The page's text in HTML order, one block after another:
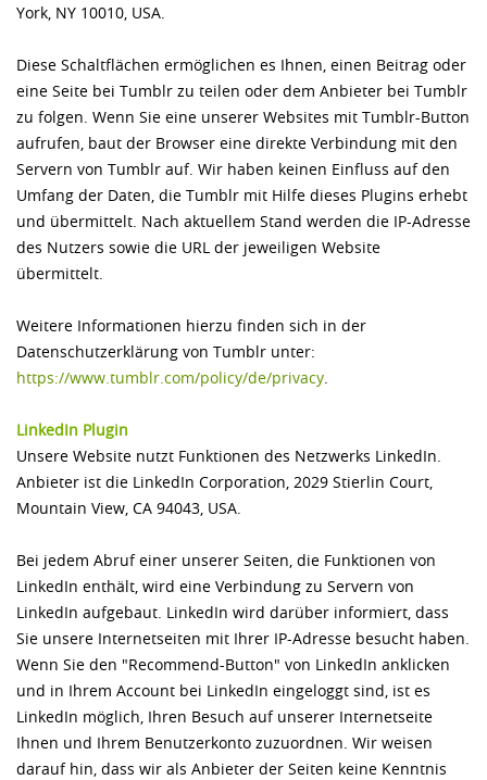
York, NY 10010, USA.
Diese Schaltflächen ermöglichen es Ihnen, einen Beitrag oder
eine Seite bei Tumblr zu teilen oder dem Anbieter bei Tumblr
zu folgen. Wenn Sie eine unserer Websites mit Tumblr-Button
aufrufen, baut der Browser eine direkte Verbindung mit den
Servern von Tumblr auf. Wir haben keinen Einfluss auf den
Umfang der Daten, die Tumblr mit Hilfe dieses Plugins erhebt
und übermittelt. Nach aktuellem Stand werden die IP-Adresse
des Nutzers sowie die URL der jeweiligen Website
übermittelt.
Weitere Informationen hierzu finden sich in der
Datenschutzerklärung von Tumblr unter:
https://www.tumblr.com/­policy/­de/­privacy.
LinkedIn Plugin
Unsere Website nutzt Funktionen des Netzwerks LinkedIn.
Anbieter ist die LinkedIn Corporation, 2029 Stierlin Court,
Mountain View, CA 94043, USA.
Bei jedem Abruf einer unserer Seiten, die Funktionen von
LinkedIn enthält, wird eine Verbindung zu Servern von
LinkedIn aufgebaut. LinkedIn wird darüber informiert, dass
Sie unsere Internetseiten mit Ihrer IP-Adresse besucht haben.
Wenn Sie den "Recommend-Button" von LinkedIn anklicken
und in Ihrem Account bei LinkedIn eingeloggt sind, ist es
LinkedIn möglich, Ihren Besuch auf unserer Internetseite
Ihnen und Ihrem Benutzerkonto zuzuordnen. Wir weisen
darauf hin, dass wir als Anbieter der Seiten keine Kenntnis